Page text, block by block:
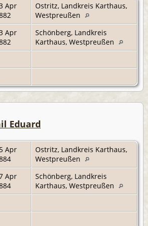
Apr
Ostritz, Landkreis Karthaus,
Westpreußen
Apr
Schönberg, Landkreis
Karthaus, Westpreußen
Eduard
Apr
Ostritz, Landkreis Karthaus,
Westpreußen
Apr
Schönberg, Landkreis
Karthaus, Westpreußen